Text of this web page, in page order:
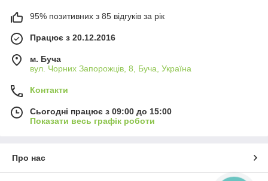
95% позитивних з 85 відгуків за рік
Працює з 20.12.2016
м. Буча
вул. Чорних Запорожців, 8, Буча, Україна
Контакти
Сьогодні працює з 09:00 до 15:00
Показати весь графік роботи
Про нас